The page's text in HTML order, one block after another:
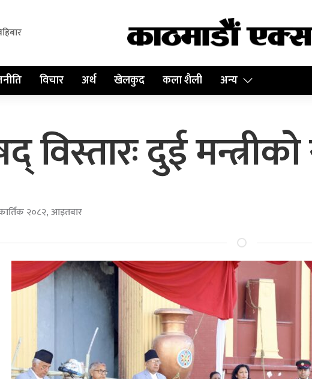
विचार अर्थ खेलकुद कला शैली अन्य
विस्तारः दुई
२०८२, आइतबार